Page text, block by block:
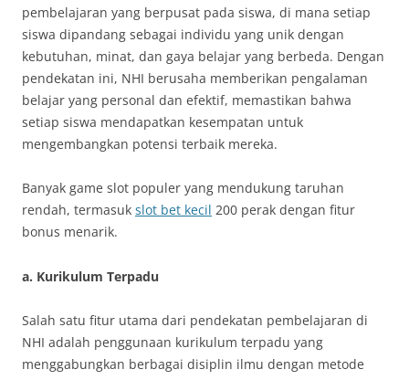
pembelajaran yang berpusat pada siswa, di mana setiap
siswa dipandang sebagai individu yang unik dengan
kebutuhan, minat, dan gaya belajar yang berbeda. Dengan
pendekatan ini, NHI berusaha memberikan pengalaman
belajar yang personal dan efektif, memastikan bahwa
setiap siswa mendapatkan kesempatan untuk
mengembangkan potensi terbaik mereka.
Banyak game slot populer yang mendukung taruhan
rendah, termasuk slot bet kecil 200 perak dengan fitur
bonus menarik.
a. Kurikulum Terpadu
Salah satu fitur utama dari pendekatan pembelajaran di
NHI adalah penggunaan kurikulum terpadu yang
menggabungkan berbagai disiplin ilmu dengan metode